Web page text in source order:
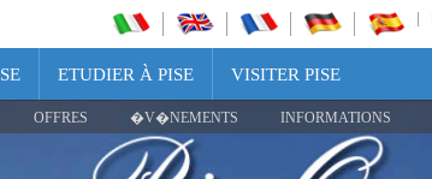
ETUDIER À PISE VISITER PISE
OFFRES �V�NEMENTS INFORMATIONS